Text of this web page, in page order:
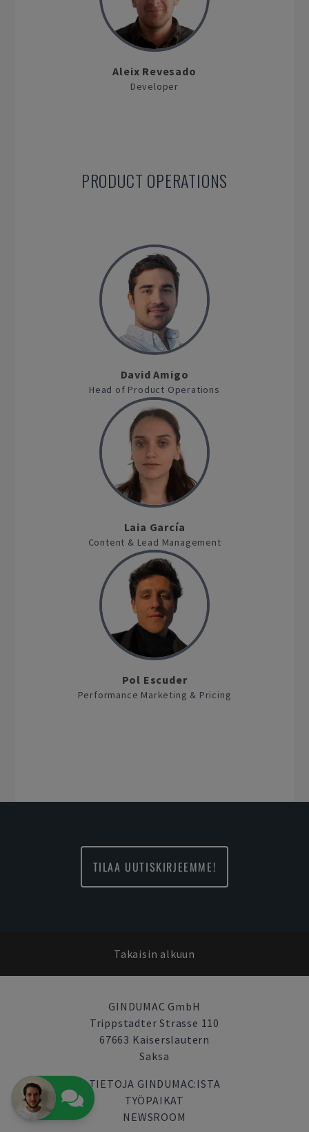
Aleix Revesado
Developer
PRODUCT OPERATIONS
David Amigo
Head of Product Operations
Laia García
Content & Lead Management
Pol Escuder
Performance Marketing & Pricing
TILAA UUTISKIRJEEMME!
Takaisin alkuun
GINDUMAC GmbH
Trippstadter Strasse 110
67663 Kaiserslautern
Saksa
TIETOJA GINDUMAC:ISTA
TYÖPAIKAT
NEWSROOM